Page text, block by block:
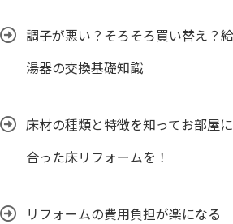
調子が悪い？そろそろ買い替え？給
湯器の交換基礎知識
床材の種類と特徴を知ってお部屋に
合った床リフォームを！
リフォームの費用負担が楽になる